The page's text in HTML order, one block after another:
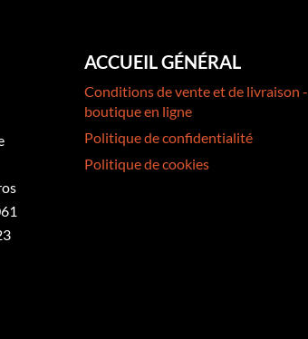
ACCUEIL GÉNÉRAL
Conditions de vente et de livraison -
boutique en ligne
Politique de confidentialité
Politique de cookies